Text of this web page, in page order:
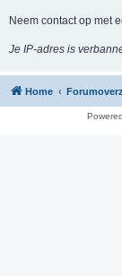
Neem contact op met
Je IP-adres is
Home